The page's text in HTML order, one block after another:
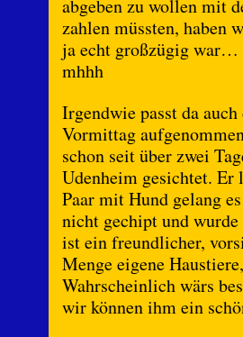
abgeben zu wollen mit
zahlen müssten, haben
ja echt großzügig war…
mhhh
Irgendwie passt da
Vormittag
schon seit über zwei
Udenheim gesichtet. Er
Paar mit Hund gelang
nicht gechipt und
ist ein freundlicher,
Menge eigene
Wahrscheinlich wärs
wir können ihm ein